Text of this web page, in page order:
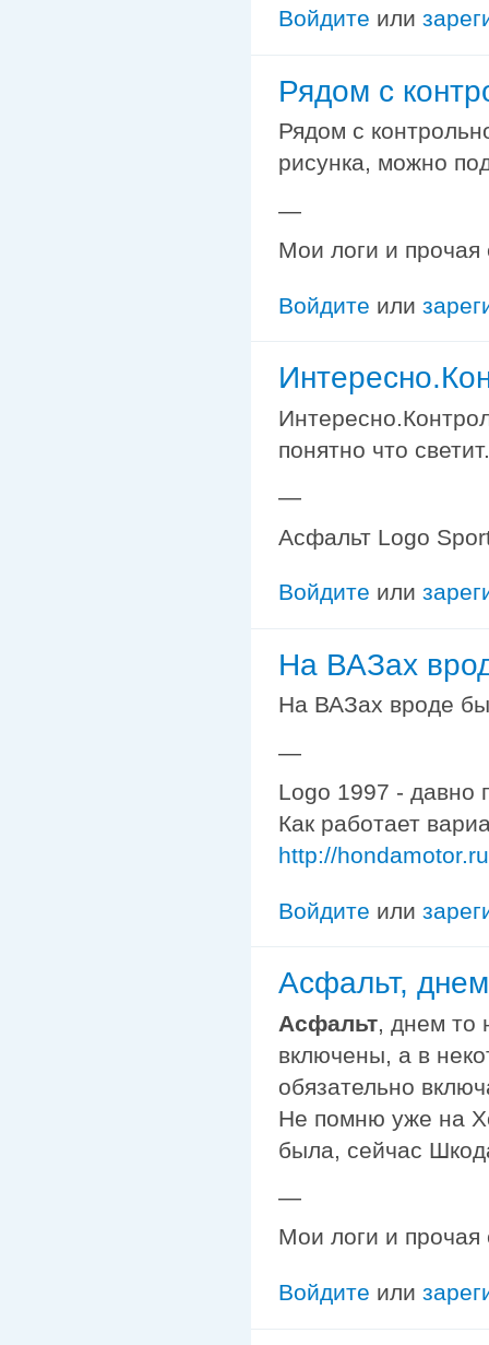
Войдите или
Рядом с
Рядом с
рисунка, можно
—
Мои логи и
Войдите или
понятно что
—
Асфальт Logo
Войдите или
На ВАЗах
На ВАЗах вроде
—
Logo 1997 - давно
Как работает
http://
Войдите или
Асфальт,
Асфальт, днем то
включены, а в
обязательно
Не помню уже на
была, сейчас
—
Мои логи и
Войдите или